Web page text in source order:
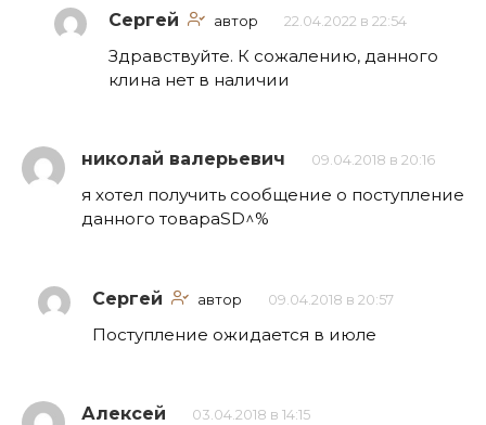
Сергей автор 22.04.2022 в 22:54
Здравствуйте. К сожалению, данного
клина нет в наличии
николай валерьевич 09.04.2018 в 20:16
я хотел получить сообщение о поступление
данного товараSD^%
Сергей автор 09.04.2018 в 20:57
Поступление ожидается в июле
Алексей 03.04.2018 в 14:15